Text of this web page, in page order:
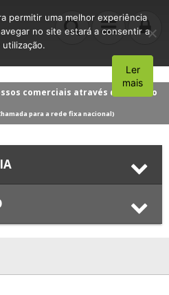
comerciais através do número
para a rede fixa nacional)
permitir uma melhor experiência
no site estará a consentir a
utilização.
Aceito
Ler
mais